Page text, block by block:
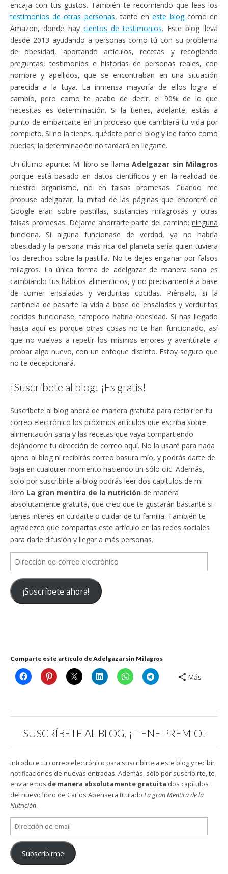
encaja con tus gustos. También te recomiendo que leas los
testimonios de otras personas, tanto eneste blog como en
Amazon, donde hay cientos de testimonios. Este blog lleva
desde 2013 ayudando a personas como tú con su problema
de obesidad, aportando artículos, recetas y recogiendo
preguntas, testimonios e historias de personas reales, con
nombre y apellidos, que se encontraban en una situación
parecida a la tuya. La inmensa mayoría de ellos logra el
cambio, pero como te acabo de decir, el 90% de lo que
necesitas es determinación. Si la tienes, adelante, estás a
punto de embarcarte en un proceso que cambiará tu vida por
completo. Si no la tienes, quédate por el blog y lee tanto como
puedas; la determinación no tardará en llegarte.
Un último apunte: Mi libro se llamaAdelgazar sin Milagros
porque está basado en datos científicos y en la realidad de
nuestro organismo, no en falsas promesas. Cuando me
propuse adelgazar, la mitad de las páginas que encontré en
Google eran sobre pastillas, sustancias milagrosas y otras
falsas promesas. Déjame ahorrarte parte del camino: ninguna
funciona. Si alguna funcionase de verdad, ya no habría
obesidad y la persona más rica del planeta sería quien tuviera
los derechos sobre la pastilla. No te dejes engañar por falsos
milagros. La única forma de adelgazar de manera sana es
cambiando tus hábitos alimenticios, y no precisamente a base
de comer ensaladas y verduritas cocidas. Piénsalo, si la
cantinela de pasarte la vida a base de ensaladas y verduritas
cocidas funcionase, tampoco habría obesidad. Si has llegado
hasta aquí es porque otras cosas no te han funcionado, así
que no vuelvas a repetir los mismos errores y aventúrate a
probar algo nuevo, con un enfoque distinto. Estoy seguro que
no te decepcionará.
¡Suscríbete al blog! ¡Es gratis!
Suscríbete al blog ahora de manera gratuita para recibir en tu
correo electrónico los próximos artículos que escriba sobre
alimentación sana y las recetas que vaya compartiendo
dejándome tu dirección de correo aquí. No la usaré para nada
ajeno al blog ni recibirás correo basura mío, y podrás darte de
baja en cualquier momento haciendo un sólo clic. Además,
solo por suscribirte al blog podrás leer dos capítulos de mi
libro La gran mentira de la nutrición de manera
absolutamente gratuita, que creo que te gustarán bastante si
tienes interés en cuidarte o cuidar de tu familia. También te
agradezco que compartas este artículo en las redes sociales
para darle difusión y llegar a más personas.
Dirección
de
correo
electrónico
¡Suscríbete ahora!
Comparte este artículo de Adelgazar sin Milagros
Más
SUSCRÍBETE AL BLOG, ¡TIENE PREMIO!
Introduce tu correo electrónico para suscribirte a este blog y recibir
notificaciones de nuevas entradas. Además, sólo por suscribirte, te
enviaremos de manera absolutamente gratuita dos capítulos
del nuevo libro de Carlos Abehsera titulado La gran Mentira de la
Nutrición.
Dirección
de
email
Subscribirme